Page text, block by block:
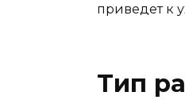
приведет к
Тип